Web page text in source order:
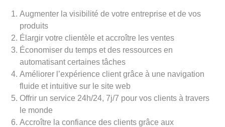
Augmenter la visibilité de votre entreprise et de vos
produits
Élargir votre clientèle et accroître les ventes
Économiser du temps et des ressources en
automatisant certaines tâches
Améliorer l’expérience client grâce à une navigation
fluide et intuitive sur le site web
Offrir un service 24h/24, 7j/7 pour vos clients à travers
le monde
Accroître la confiance des clients grâce aux